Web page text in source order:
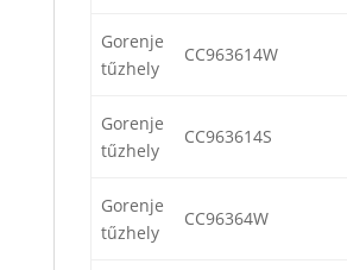
Gorenje
tűzhely
CC963614W
Gorenje
tűzhely
CC963614S
Gorenje
tűzhely
CC96364W